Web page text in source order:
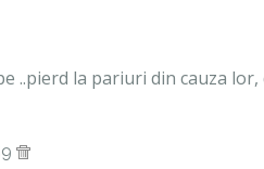
..pierd la pariuri din cauza